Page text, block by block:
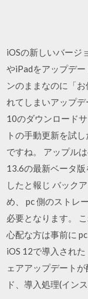
iOSの新しいバージ
やiPadをアップデ
ンのままなのに「
れてしまいアップ
10のダウンロード
トの手動更新を試
ですね。 アップル
13.6の最新ベータ
したと報じ バック
め、 pc 側のストレ
必要となります。
心配な方は事前に
iOS 12で導入され
ェアアップデート
ド、導入処理(イン